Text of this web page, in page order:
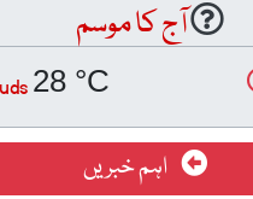
آج کا موسم
28 °C
اہم خبریں